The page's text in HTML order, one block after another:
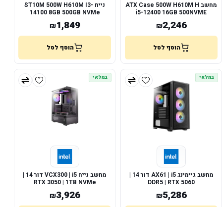
מחשב ATX Case 500W H610M H
i5-12400 16GB 500NVME
₪2,246
הוסף לסל
נייח ST10M 500W H610M I3-
14100 8GB 500GB NVMe
₪1,849
הוסף לסל
במלאי
מחשב גיימינג AX61 | i5 דור 14 |
DDR5 | RTX 5060
₪5,286
במלאי
מחשב נייח VCX300 | i5 דור 14 |
RTX 3050 | 1TB NVMe
₪3,926